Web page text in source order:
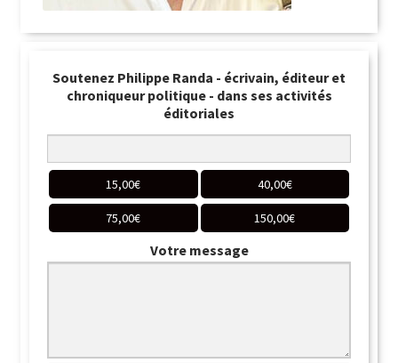
Soutenez Philippe Randa - écrivain, éditeur et
chroniqueur politique - dans ses activités
éditoriales
15,00€ 40,00€
75,00€ 150,00€
Votre message